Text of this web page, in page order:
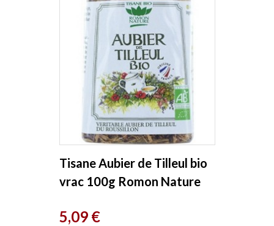
Tisane Aubier de Tilleul bio
vrac 100g Romon Nature
Prix
5,09 €